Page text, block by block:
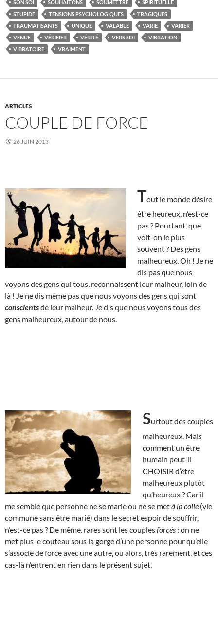
SON SOI
SOUHAITONS SOUMETTRE
SPIRITUELLE
STUPIDE
TENSIONS PSYCHOLOGIQUES
TRAGIQUES
TRAUMATISANTS
UNIQUE VALABLE VARIE
VARIER
VENUE
VÉRIFIER VÉRITÉ VERS SOI
VIBRATION
VIBRATOIRE
VRAIMENT
ARTICLES
COUPLE DE FORCE
26 JUIN 2013
Tout le monde désire
être heureux, n’est-ce
pas ? Pourtant, que
voit-on le plus
souvent ? Des gens
malheureux. Oh ! Je ne
dis pas que nous
voyons des gens qui tous, reconnaissent leur malheur, loin de
là ! Je ne dis même pas que nous voyons des gens qui sont
conscientsde leur malheur. Je dis que nous voyons tous des
gens malheureux, autour de nous.
Surtout des couples
malheureux. Mais
comment un être
humain peut-il
CHOISIR d’être
malheureux plutôt
qu’heureux ? Car il
me semble que personne ne se marie ou ne se metà la colle (vie
commune sans être marié) dans le secret espoir de souffrir,
n’est-ce pas ? De même, rares sont les couplesforcés : on ne
met plus le couteau sous la gorge d’une personne pour qu’elle
s’associe de force avec une autre, ou alors, très rarement, et ces
cas-là n’entrent en rien dans le présent sujet.